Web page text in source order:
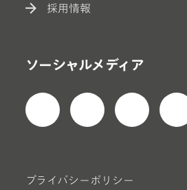
採用情報
ソーシャルメディア
プライバシーポリシー